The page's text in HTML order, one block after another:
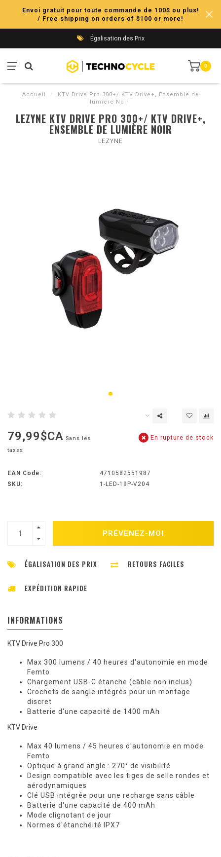
Envoi gratuit pour toute commande de 100$ ou plus!
/ Free shipping on orders of $100 or more!
Égalisation des Prix
0
Accueil /
KTV Drive Pro 300+/ KTV Drive+, Ensemble de
lumière Noir
LEZYNE KTV DRIVE PRO 300+/ KTV DRIVE+,
ENSEMBLE DE LUMIÈRE NOIR
LEZYNE
79,99$CA Sans les
taxes
En rupture de stock
EAN Code:
4710582551987
SKU:
1-LED-19P-V204
PRÉVENEZ-MOI
ÉGALISATION DES PRIX RETOURS FACILES
EXPÉDITION RAPIDE
INFORMATIONS
KTV Drive Pro 300
Max 300 lumens / 40 heures d'autonomie en mode
Femto
Chargement USB-C étanche (câble non inclus)
Crochets de sangle intégrés pour un montage
discret
Batterie d'une capacité de 1400 mAh
KTV Drive
Max 40 lumens / 45 heures d'autonomie en mode
Femto
Optique à grand angle : 270° de visibilité
Design compatible avec les tiges de selle rondes et
aérodynamiques
Clé USB intégrée pour une recharge sans câble
Batterie d'une capacité de 400 mAh
Mode clignotant de jour
Normes d'étanchéité IPX7